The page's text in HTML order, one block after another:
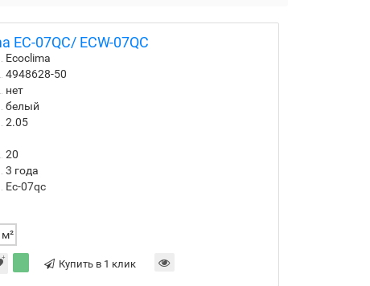
EC-07QC/ ECW-07QC
Ecoclima
4948628-50
нет
белый
2.05
20
3 года
Ec-07qc
Купить в 1 клик